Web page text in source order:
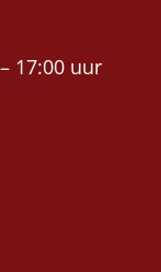
17:00 uur